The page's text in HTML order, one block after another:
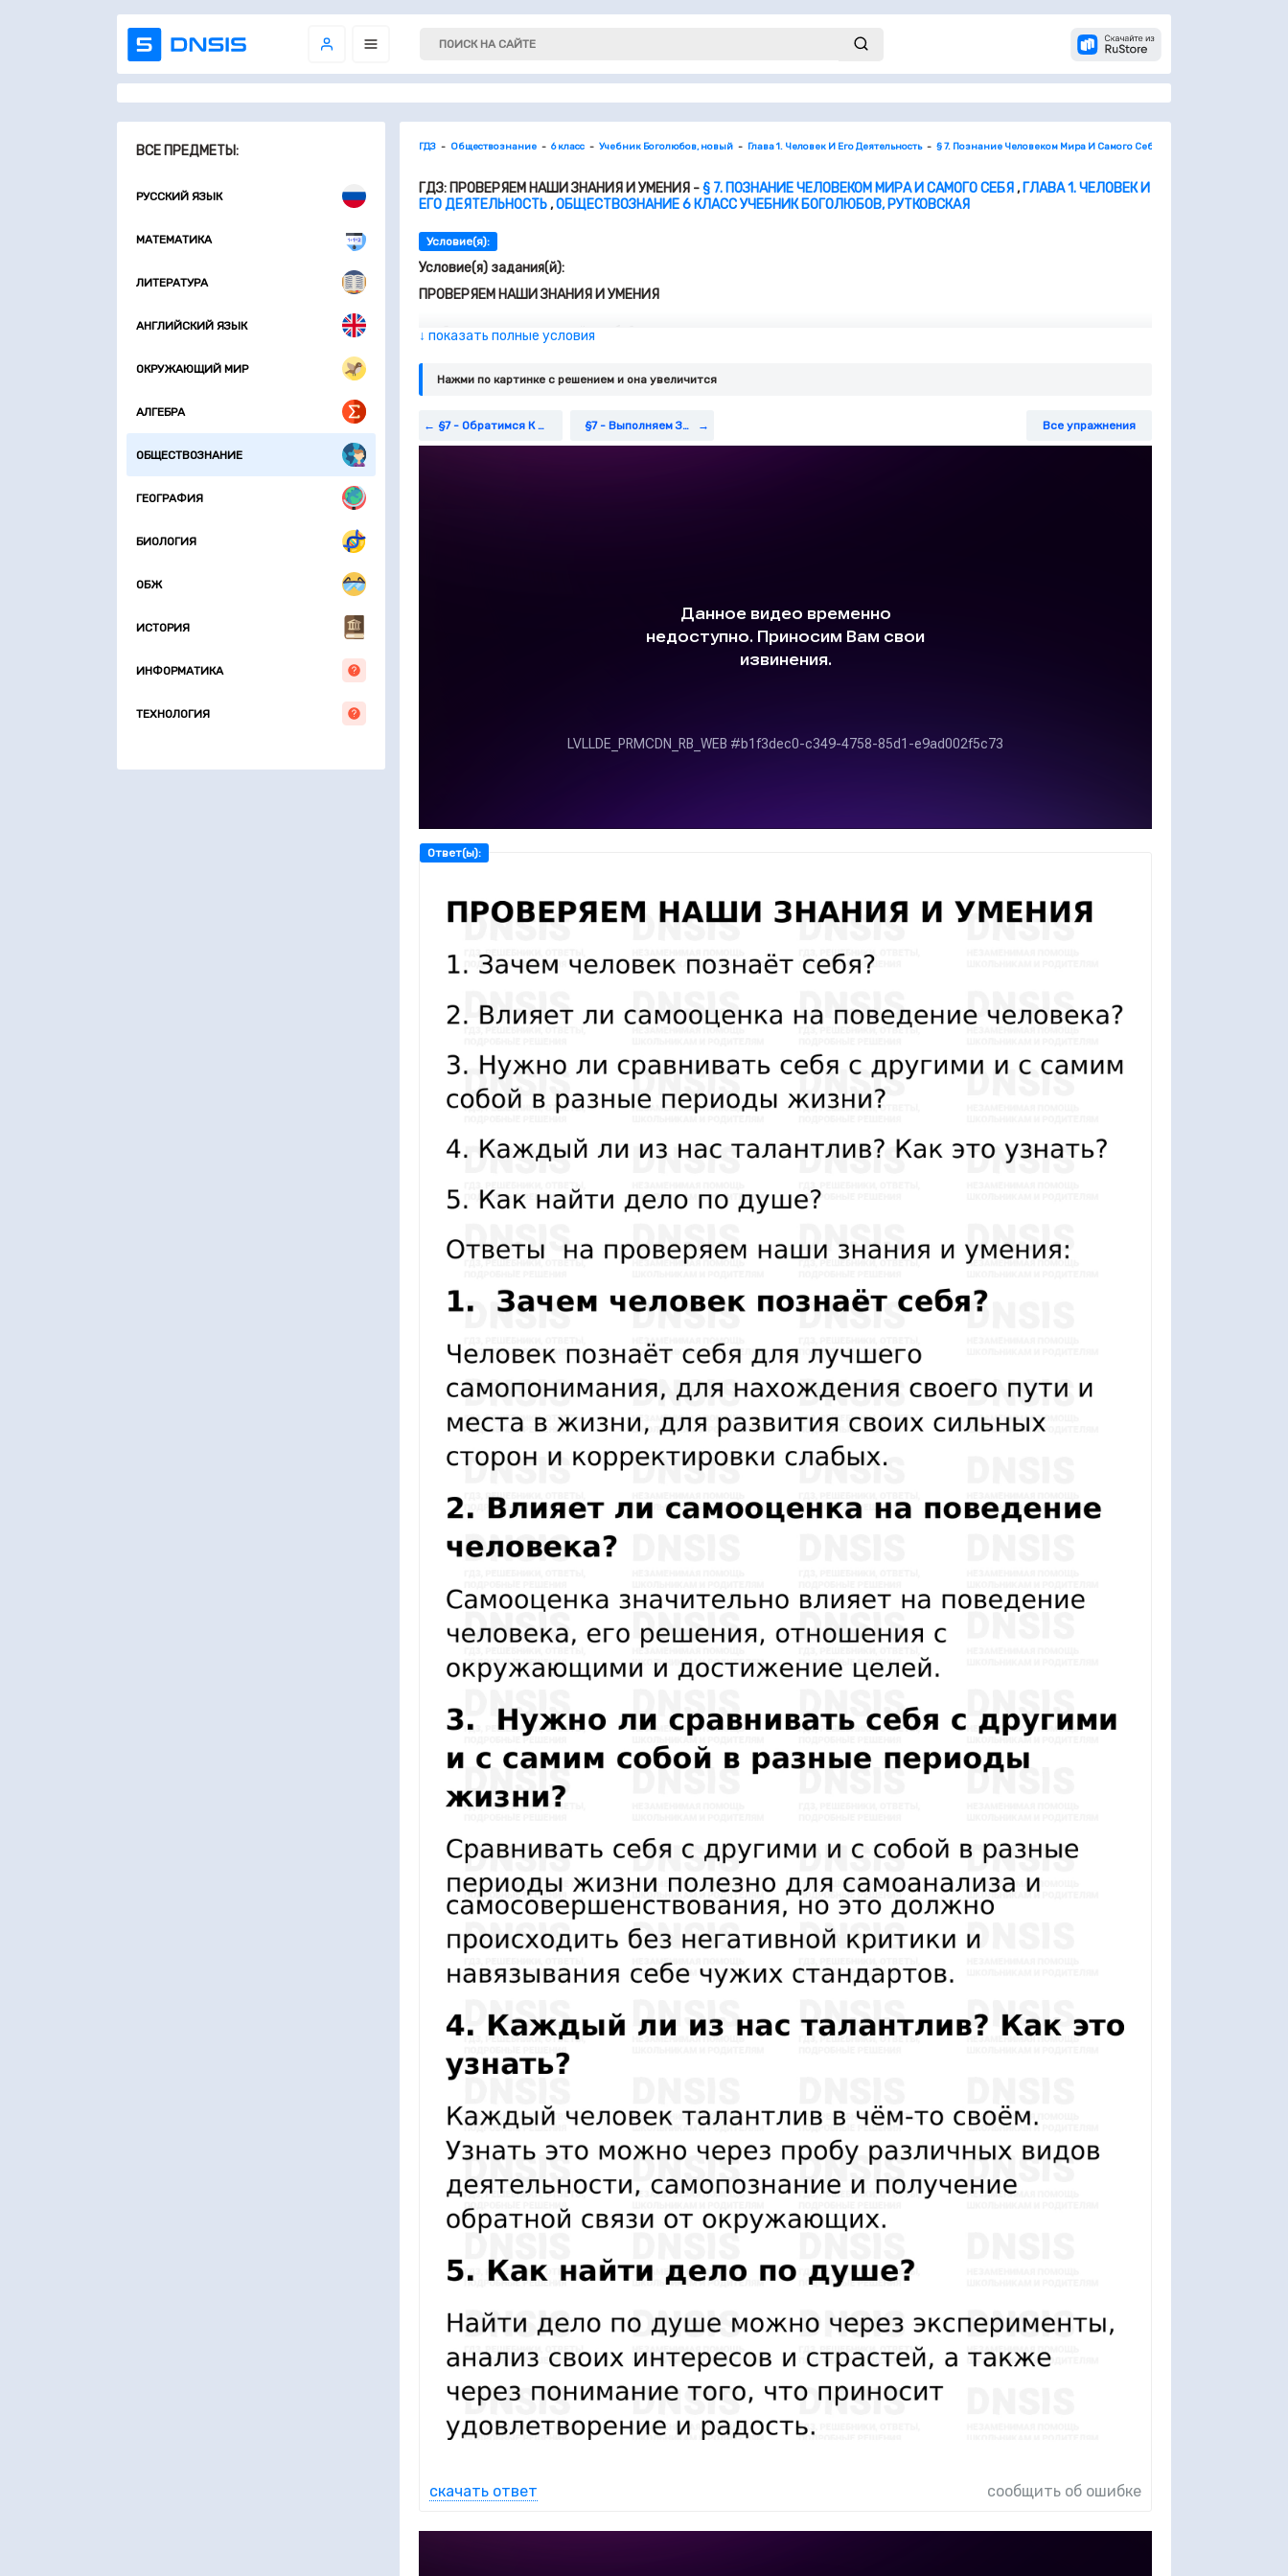
ВСЕ ПРЕДМЕТЫ:
РУССКИЙ ЯЗЫК
МАТЕМАТИКА
ЛИТЕРАТУРА
АНГЛИЙСКИЙ ЯЗЫК
ОКРУЖАЮЩИЙ МИР
АЛГЕБРА
ОБЩЕСТВОЗНАНИЕ
ГЕОГРАФИЯ
БИОЛОГИЯ
ОБЖ
ИСТОРИЯ
ИНФОРМАТИКА
ТЕХНОЛОГИЯ
ГДЗ Обществознание 6 класс Учебник Боголюбов, новый Глава 1. Человек И Его Деятельность § 7. Познание Человеком Мира И Самого Себя
ГДЗ: ПРОВЕРЯЕМ НАШИ ЗНАНИЯ И УМЕНИЯ -§ 7. ПОЗНАНИЕ ЧЕЛОВЕКОМ МИРА И САМОГО СЕБЯ, ГЛАВА 1. ЧЕЛОВЕК И
ЕГО ДЕЯТЕЛЬНОСТЬ,ОБЩЕСТВОЗНАНИЕ 6 КЛАСС УЧЕБНИК БОГОЛЮБОВ, РУТКОВСКАЯ
Условие(я):
Условие(я) задания(й):
ПРОВЕРЯЕМ НАШИ ЗНАНИЯ И УМЕНИЯ
Зачем человек познаёт себя?
Влияет ли самооценка на поведение человека?
Каждый ли из нас талантлив? Как это узнать?
ОТВЕТЫ НА ПРОВЕРЯЕМ НАШИ ЗНАНИЯ И УМЕНИЯ:
↓ показать полные условия
Нажми по картинке c решением и она увеличится
§7 - Обратимся К Фактам §7 - Выполняем Задания Все упражнения
Ответ(ы):
скачать ответ сообщить об ошибке